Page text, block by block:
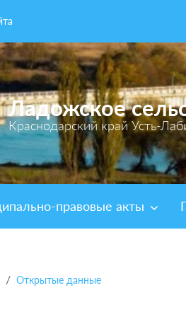
Ладожское
Краснодарский край Усть-
правовые акты
Открытые данные